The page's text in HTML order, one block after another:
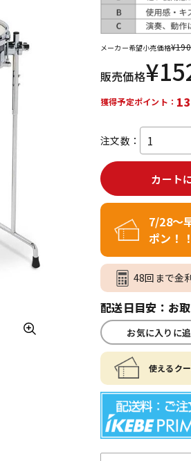
ンラ
品
レコーディン
グ機器
メーカー希望小売価格¥
販売価格¥
獲得予定ポイント：
注文数：
カート
7/28～
ポン！
48回まで金
配送日目安：お
お気に入りに
使えるク